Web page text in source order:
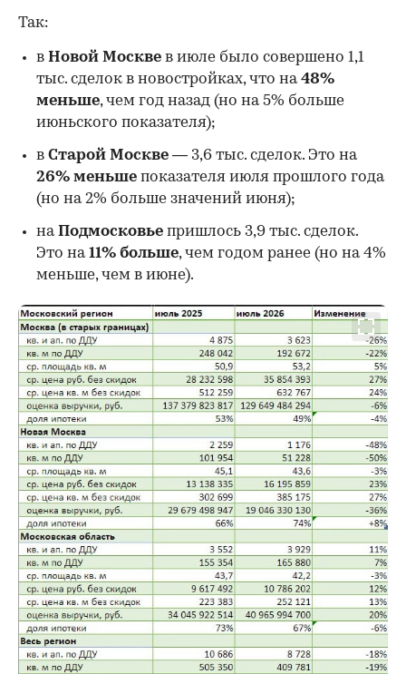
00:00 / 00:00
Так:
в Новой Москве в июле было совершено 1,1
тыс. сделок в новостройках, что на48%
меньше, чем год назад (но на 5% больше
июньского показателя);
в Старой Москве — 3,6 тыс. сделок. Это на
26% меньше показателя июля прошлого года
(но на 2% больше значений июня);
наПодмосковье пришлось 3,9 тыс. сделок.
Это на11% больше, чем годом ранее (но на 4%
меньше, чем в июне).